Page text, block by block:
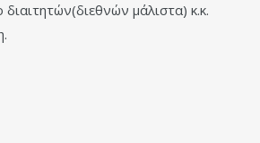
μάλιστα) κ.κ.